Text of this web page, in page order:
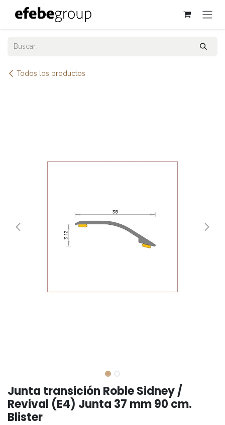
Ir al contenido
Todos los productos
Junta transición Roble Sidney /
Revival (E4) Junta 37 mm 90 cm.
Blister